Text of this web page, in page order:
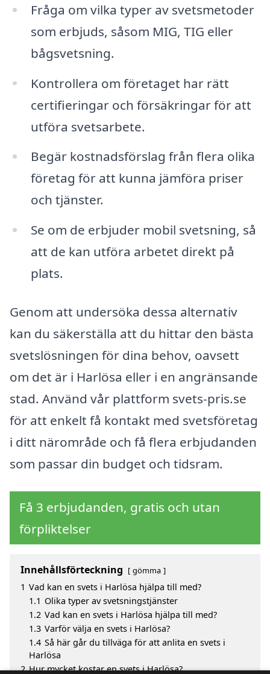
Fråga om vilka typer av svetsmetoder
som erbjuds, såsom MIG, TIG eller
bågsvetsning.
Kontrollera om företaget har rätt
certifieringar och försäkringar för att
utföra svetsarbete.
Begär kostnadsförslag från flera olika
företag för att kunna jämföra priser
och tjänster.
Se om de erbjuder mobil svetsning, så
att de kan utföra arbetet direkt på
plats.
Genom att undersöka dessa alternativ
kan du säkerställa att du hittar den bästa
svetslösningen för dina behov, oavsett
om det är i Harlösa eller i en angränsande
stad. Använd vår plattform svets-pris.se
för att enkelt få kontakt med svetsföretag
i ditt närområde och få flera erbjudanden
som passar din budget och tidsram.
Få 3 erbjudanden, gratis och utan
förpliktelser
Innehållsförteckning gömma
1 Vad kan en svets i Harlösa hjälpa till med?
1.1 Olika typer av svetsningstjänster
1.2 Vad kan en svets i Harlösa hjälpa till med?
1.3 Varför välja en svets i Harlösa?
1.4 Så här går du tillväga för att anlita en svets i
Harlösa
2 Hur mycket kostar en svets i Harlösa?